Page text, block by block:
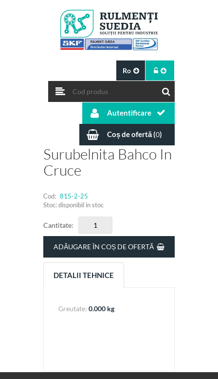
Ro
Autentificare
Coș de ofertă (0)
Surubelnita Bahco In
Cruce
Cod: 815-2-25
Stoc: disponibil in stoc
Cantitate:
DETALII TEHNICE
Greutate: 0.000 kg